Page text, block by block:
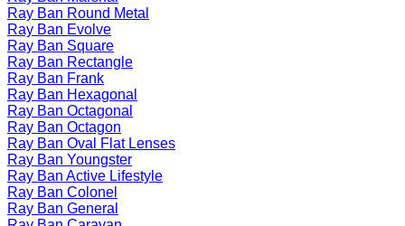
Ray Ban Round Metal
Ray Ban Evolve
Ray Ban Square
Ray Ban Rectangle
Ray Ban Frank
Ray Ban Hexagonal
Ray Ban Octagonal
Ray Ban Octagon
Ray Ban Oval Flat Lenses
Ray Ban Youngster
Ray Ban Active Lifestyle
Ray Ban Colonel
Ray Ban General